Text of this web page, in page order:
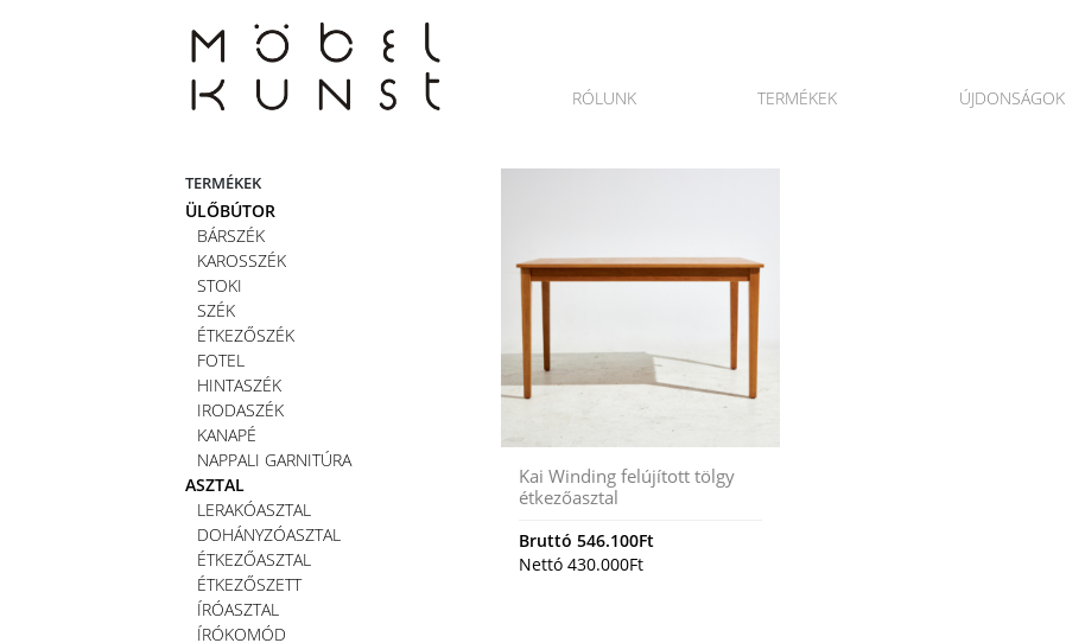
RÓLUNK TERMÉKEK ÚJDONSÁGOK
TERMÉKEK
ÜLŐBÚTOR
BÁRSZÉK
KAROSSZÉK
STOKI
SZÉK
ÉTKEZŐSZÉK
FOTEL
HINTASZÉK
IRODASZÉK
KANAPÉ
NAPPALI GARNITÚRA
ASZTAL
LERAKÓASZTAL
DOHÁNYZÓASZTAL
ÉTKEZŐASZTAL
ÉTKEZŐSZETT
ÍRÓASZTAL
ÍRÓKOMÓD
Kai Winding felújított tölgy
étkezőasztal
Bruttó 546.100Ft
Nettó 430.000Ft